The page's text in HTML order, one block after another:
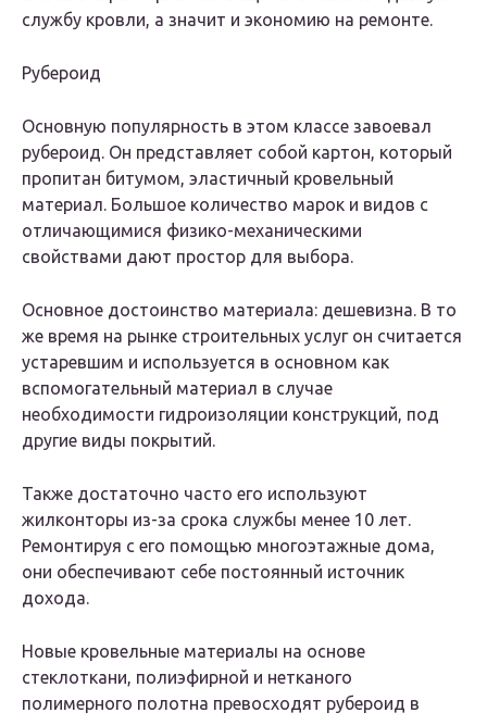
службу кровли, а значит и экономию на ремонте.
Рубероид
Основную популярность в этом классе завоевал
рубероид. Он представляет собой картон, который
пропитан битумом, эластичный кровельный
материал. Большое количество марок и видов с
отличающимися физико-механическими
свойствами дают простор для выбора.
Основное достоинство материала: дешевизна. В то
же время на рынке строительных услуг он считается
устаревшим и используется в основном как
вспомогательный материал в случае
необходимости гидроизоляции конструкций, под
другие виды покрытий.
Также достаточно часто его используют
жилконторы из-за срока службы менее 10 лет.
Ремонтируя с его помощью многоэтажные дома,
они обеспечивают себе постоянный источник
дохода.
Новые кровельные материалы на основе
стеклоткани, полиэфирной и нетканого
полимерного полотна превосходят рубероид в